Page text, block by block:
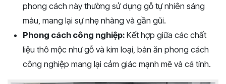
phong cách này thường sử dụng gỗ tự nhiên sáng
màu, mang lại sự nhẹ nhàng và gần gũi.
Phong cách công nghiệp: Kết hợp giữa các chất
liệu thô mộc như gỗ và kim loại, bàn ăn phong cách
công nghiệp mang lại cảm giác mạnh mẽ và cá tính.